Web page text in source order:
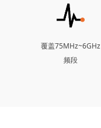
覆盖75MHz~6GHz
频段